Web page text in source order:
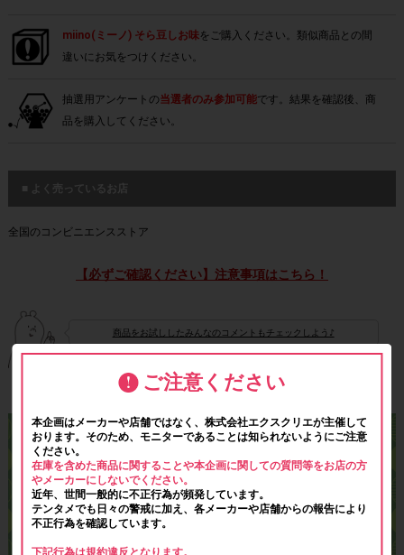
miino(ミーノ) そら豆しお味をご購入ください。類似商品との間
違いにお気をつけください。
抽選用アンケートの当選者のみ参加可能です。結果を確認後、商
品を購入してください。
■ よく売っているお店
全国のコンビニエンスストア
【必ずご確認ください】注意事項はこちら！
商品をお試ししたみんなのコメントもチェックしよう♪
ご注意ください
本企画はメーカーや店舗ではなく、株式会社エクスクリエが主催して
おります。そのため、モニターであることは知られないようにご注意
ください。
在庫を含めた商品に関することや本企画に関しての質問等をお店の方
やメーカーにしないでください。
近年、世間一般的に不正行為が頻発しています。
テンタメでも日々の警戒に加え、各メーカーや店舗からの報告により
不正行為を確認しています。
下記行為は規約違反となります。